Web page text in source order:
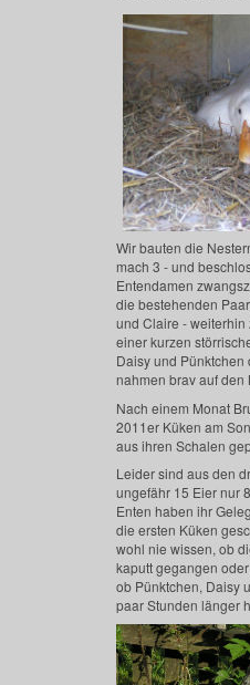
Wir bauten die
mach 3 - und
Entendamen
die bestehenden
und Claire - weiterhin
einer kurzen
Daisy und Pünktchen
nahmen brav auf den
Nach einem Monat
2011er Küken am
aus ihren Schalen
Leider sind aus den
ungefähr 15 Eier nur
Enten haben ihr
die ersten Küken
wohl nie wissen, ob
kaputt gegangen
ob Pünktchen, Daisy
paar Stunden länger